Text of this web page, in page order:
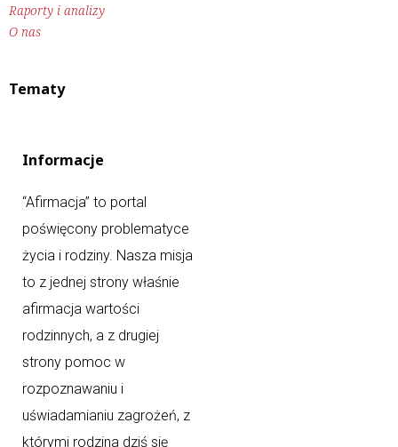
Raporty i analizy
O nas
Tematy
Informacje
“Afirmacja” to portal
poświęcony problematyce
życia i rodziny. Nasza misja
to z jednej strony właśnie
afirmacja wartości
rodzinnych, a z drugiej
strony pomoc w
rozpoznawaniu i
uświadamianiu zagrożeń, z
którymi rodzina dziś się